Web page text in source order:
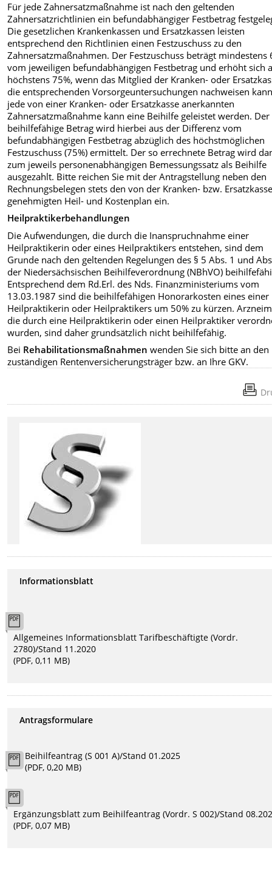
Für jede Zahnersatzmaßnahme ist nach den geltenden
Zahnersatzrichtlinien ein befundabhängiger Festbetrag
Die gesetzlichen Krankenkassen und Ersatzkassen leisten
entsprechend den Richtlinien einen Festzuschuss zu den
Zahnersatzmaßnahmen. Der Festzuschuss beträgt mindestens
vom jeweiligen befundabhängigen Festbetrag und erhöht sich
höchstens 75%, wenn das Mitglied der Kranken- oder
die entsprechenden Vorsorgeuntersuchungen nachweisen
jede von einer Kranken- oder Ersatzkasse anerkannten
Zahnersatzmaßnahme kann eine Beihilfe geleistet werden. Der
beihilfefähige Betrag wird hierbei aus der Differenz vom
befundabhängigen Festbetrag abzüglich des höchstmöglichen
Festzuschuss (75%) ermittelt. Der so errechnete Betrag wird
zum jeweils personenabhängigen Bemessungssatz als Beihilfe
ausgezahlt. Bitte reichen Sie mit der Antragstellung neben den
Rechnungsbelegen stets den von der Kranken- bzw.
genehmigten Heil- und Kostenplan ein.
Heilpraktikerbehandlungen
Die Aufwendungen, die durch die Inanspruchnahme einer
Heilpraktikerin oder eines Heilpraktikers entstehen, sind dem
Grunde nach den geltenden Regelungen des § 5 Abs. 1 und
der Niedersächsischen Beihilfeverordnung (NBhVO)
Entsprechend dem Rd.Erl. des Nds. Finanzministeriums vom
13.03.1987 sind die beihilfefähigen Honorarkosten eines einer
Heilpraktikerin oder Heilpraktikers um 50% zu kürzen.
die durch eine Heilpraktikerin oder einen Heilpraktiker
wurden, sind daher grundsätzlich nicht beihilfefähig.
Bei Rehabilitationsmaßnahmen wenden Sie sich bitte an den
zuständigen Rentenversicherungsträger bzw. an Ihre GKV.
Informationsblatt
Allgemeines Informationsblatt Tarifbeschäftigte (Vordr.
2780)/Stand 11.2020
(PDF, 0,11 MB)
Antragsformulare
Beihilfeantrag (S 001 A)/Stand 01.2025
(PDF, 0,20 MB)
Ergänzungsblatt zum Beihilfeantrag (Vordr. S 002)/Stand
(PDF, 0,07 MB)